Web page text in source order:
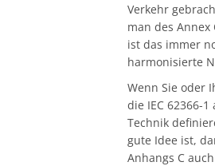
Verkehr
man des
ist das immer
harmonisierte
Wenn Sie oder
die IEC 62366-
Technik
gute Idee ist,
Anhangs C